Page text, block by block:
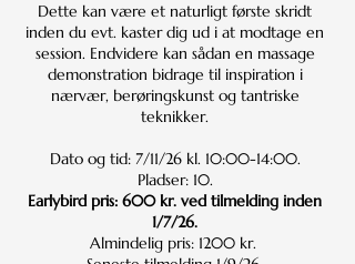
Dette kan være et naturligt første skridt
inden du evt. kaster dig ud i at modtage en
session. Endvidere kan sådan en massage
demonstration bidrage til inspiration i
nærvær, berøringskunst og tantriske
teknikker.
Dato og tid: 7/11/26 kl. 10:00-14:00.
Pladser: 10.
Earlybird pris: 600 kr. ved tilmelding inden
1/7/26.
Almindelig pris: 1200 kr.